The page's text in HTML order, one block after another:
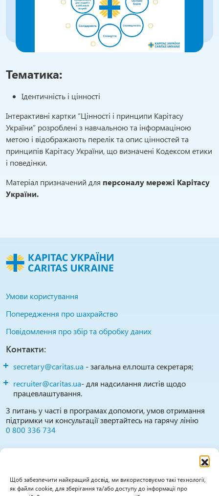
Щоб забезпечити найкращий досвід, ми використовуємо такі технології,
як файли cookie, для зберігання та/або доступу до інформації про
Тематика:
Ідентичність і цінності
Інтерактивні картки “Цінності і принципи Карітасу
України” розроблені з навчальною та інформаціною
метою і відображають перелік та опис цінностей та
принципів Карітасу України, що визначені Кодексом етики
і поведінки.
Матеріал призначений для персоналу мережі Карітасу
України.
Умови користування
Попередження про шахрайство
Повідомлення про збір та обробку даних
Контакти:
secretary@caritas.ua - загальна ел.пошта секретаря;
recruiter@caritas.ua- для надсилання листів щодо
працевлаштування.
З питань у часті в програмах допомоги, умов отримання
підтримки чи консультації звертайтесь на гарячу лінію
0 800 336 734
Повідомити про можливі випадки зловживань,
порушень, дискримінації тощо можна за цими
каналами:
0800 336 734(гаряча лінія працює Пн-Пт 09:30-